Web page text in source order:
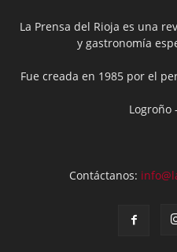
La Prensa del Rioja es una
y gastronomía
Fue creada en 1985 por el
Logroño
Contáctanos: